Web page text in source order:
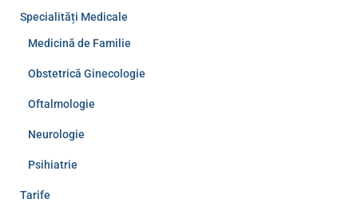
Specialități Medicale
Medicină de Familie
Obstetrică Ginecologie
Oftalmologie
Neurologie
Psihiatrie
Tarife